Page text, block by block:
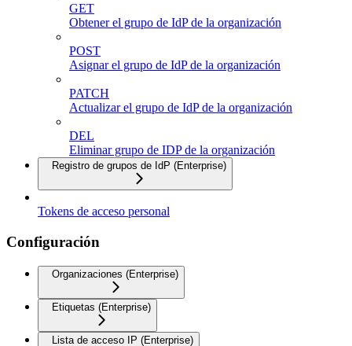
GET
Obtener el grupo de IdP de la organización
POST
Asignar el grupo de IdP de la organización
PATCH
Actualizar el grupo de IdP de la organización
DEL
Eliminar grupo de IDP de la organización
Registro de grupos de IdP (Enterprise)
Tokens de acceso personal
Configuración
Organizaciones (Enterprise)
Etiquetas (Enterprise)
Lista de acceso IP (Enterprise)